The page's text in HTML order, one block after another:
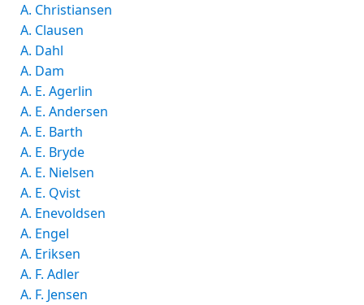
A. Christiansen
A. Clausen
A. Dahl
A. Dam
A. E. Agerlin
A. E. Andersen
A. E. Barth
A. E. Bryde
A. E. Nielsen
A. E. Qvist
A. Enevoldsen
A. Engel
A. Eriksen
A. F. Adler
A. F. Jensen